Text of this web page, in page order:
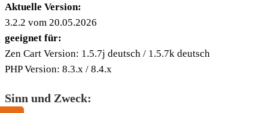
Aktuelle Version:
3.2.2 vom 20.05.2026
geeignet für:
Zen Cart Version: 1.5.7j deutsch / 1.5.7k deutsch
PHP Version: 8.3.x / 8.4.x
Sinn und Zweck: